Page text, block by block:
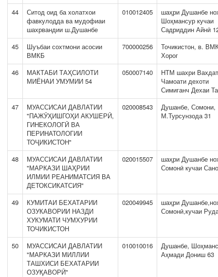
44
Ситод оид ба холатхои
фавкулодда ва мудофиаи
шахрвандии ш.Душанбе
010012405
шаҳри Душанбе
Шоҳмансур кучаи
Садриддин Айнӣ
45
Шуъбаи сохтмони асосии
ВМКБ
700000256
Точикистон, в.
Хорог
46
МАКТАБИ ТАҲСИЛОТИ
МИЁНАИ УМУМИИ 54
050007140
НТМ шахри Вахдат
Чамоати дехоти
Симиганч Дехаи
47
МУАССИСАИ ДАВЛАТИИ
"ПАЖӮҲИШГОҲИ АКУШЕРӢ,
ГИНЕКОЛОГӢ ВА
ПЕРИНАТОЛОГИИ
ТОҶИКИСТОН"
020008543
Душанбе, Сомони,
М.Турсунзода 31
48
МУАССИСАИ ДАВЛАТИИ
"МАРКАЗИ ШАҲРИИ
ИЛМИИ РЕАНИМАТСИЯ ВА
ДЕТОКСИКАТСИЯ"
020015507
шаҳри Душанбе
Сомонӣ кучаи
49
КУМИТАИ БЕХАТАРИИ
ОЗУКАВОРИИ НАЗДИ
ХУКУМАТИ ЧУМХУРИИ
ТОЧИКИСТОН
020049945
шаҳри
Сомонӣ,кучаи
50
МУАССИСАИ ДАВЛАТИИ
"МАРКАЗИ МИЛЛИИ
ТАШХИСИ БЕХАТАРИИ
ОЗУҚАВОРӢ"
010010016
Душанбе,
Аҳмади Дониш 63